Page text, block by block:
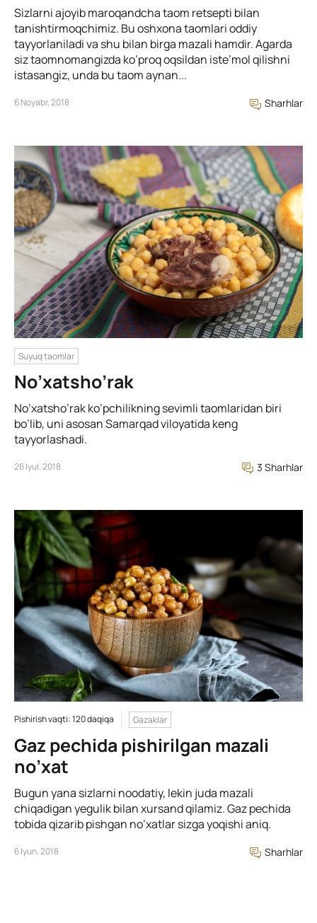
Sizlarni ajoyib maroqandcha taom retsepti bilan
tanishtirmoqchimiz. Bu oshxona taomlari oddiy
tayyorlaniladi va shu bilan birga mazali hamdir. Agarda
siz taomnomangizda ko’proq oqsildan iste’mol qilishni
istasangiz, unda bu taom aynan...
6 Noyabr, 2018 Sharhlar
Suyuq taomlar
No’xatsho’rak
No’xatsho’rak ko’pchilikning sevimli taomlaridan biri
bo’lib, uni asosan Samarqad viloyatida keng
tayyorlashadi.
26 Iyul, 2018 3 Sharhlar
Pishirish vaqti: 120 daqiqa Gazaklar
Gaz pechida pishirilgan mazali
no’xat
Bugun yana sizlarni noodatiy, lekin juda mazali
chiqadigan yegulik bilan xursand qilamiz. Gaz pechida
tobida qizarib pishgan no’xatlar sizga yoqishi aniq.
6 Iyun, 2018 Sharhlar